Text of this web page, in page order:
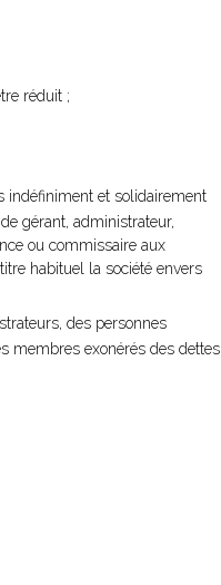
réduit ;
indéfiniment et solidairement
gérant, administrateur,
ou commissaire aux
habituel la société envers
des personnes
membres exonérés des dettes